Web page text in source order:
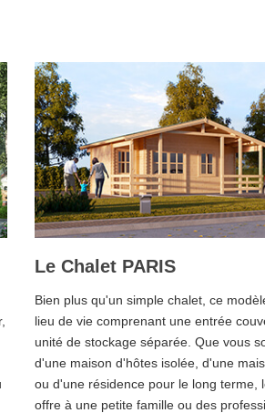
Le Chalet PARIS
Bien plus qu'un simple chalet, ce
lieu de vie comprenant une entrée
unité de stockage séparée. Que vous
d'une maison d'hôtes isolée, d'une
ou d'une résidence pour le long terme,
offre à une petite famille ou des